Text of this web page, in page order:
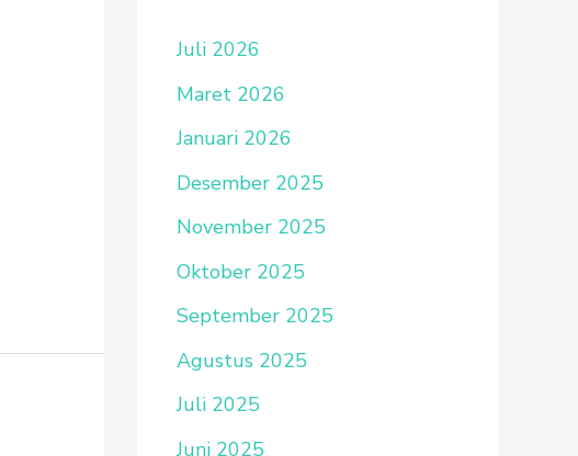
Juli 2026
Maret 2026
Januari 2026
Desember 2025
November 2025
Oktober 2025
September 2025
Agustus 2025
Juli 2025
Juni 2025